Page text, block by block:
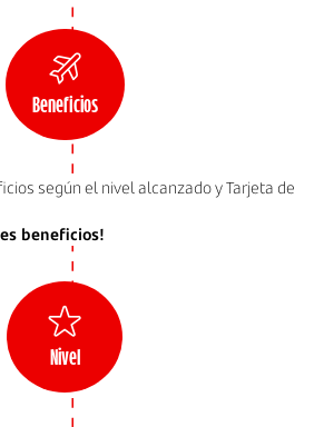
Beneficios
según el nivel alcanzado y Tarjeta de
beneficios!
Nivel